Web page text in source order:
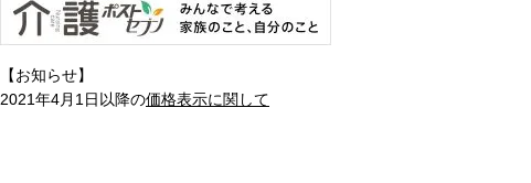
【お知らせ】
2021年4月1日以降の価格表示に関して